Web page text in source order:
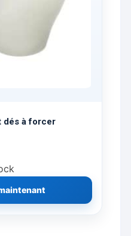
dés à forcer